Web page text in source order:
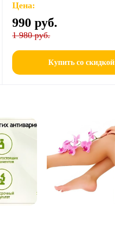
Цена:
990 руб.
1 980 руб.
Купить со скидкой